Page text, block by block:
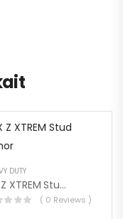
DUTY
FIX Z XTREM Stud Anchor
( 0 Reviews )